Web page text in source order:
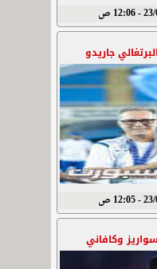
ص
جاريدو
ص
وكافاني